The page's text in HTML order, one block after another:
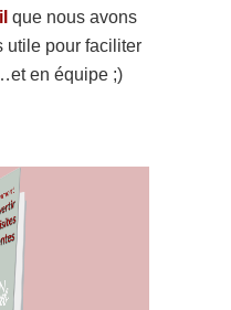
que nous avons
utile pour faciliter
en équipe ;)